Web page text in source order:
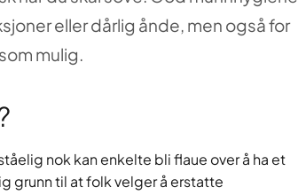
eller dårlig ånde, men også for
mulig.
nok kan enkelte bli flaue over å ha et
grunn til at folk velger å erstatte